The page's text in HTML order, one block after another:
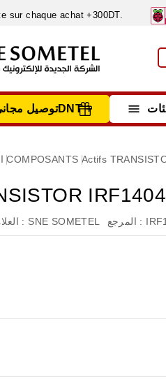
sur chaque achat +300DT.
 توصيل مجاني 300DNT +
COMPOSANTS Actifs
العلامة التجارية : SNE SOMETEL المرجع :